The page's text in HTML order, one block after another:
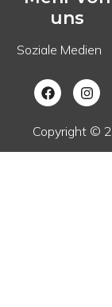
uns
Soziale Medien
Copyright ©